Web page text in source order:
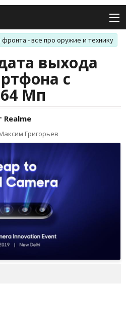
фронта - все про оружие и технику
выхода
с
Мп
Григорьев